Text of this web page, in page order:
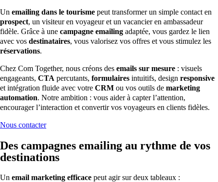
Un emailing dans le tourisme peut transformer un simple contact en
prospect, un visiteur en voyageur et un vacancier en ambassadeur
fidèle. Grâce à une campagne emailing adaptée, vous gardez le lien
avec vos destinataires, vous valorisez vos offres et vous stimulez les
réservations.
Chez Com Together, nous créons des emails sur mesure : visuels
engageants, CTA percutants, formulaires intuitifs, design responsive
et intégration fluide avec votre CRM ou vos outils de marketing
automation. Notre ambition : vous aider à capter l’attention,
encourager l’interaction et convertir vos voyageurs en clients fidèles.
Nous contacter
Des campagnes emailing au rythme de vos
destinations
Un email marketing efficace peut agir sur deux tableaux :